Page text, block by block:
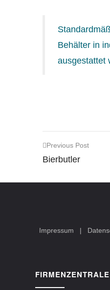
Behälter in
ausgestattet
Previous Post
Bierbutler
Impressum |
FIRMENZENTRALE